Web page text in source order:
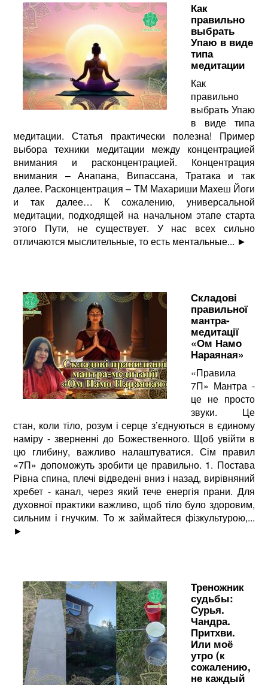
Как
правильно
выбрать
Упаю в виде
типа
медитации
Как
правильно
выбрать Упаю
в виде типа
медитации. Статья практически полезна! Пример
выбора техники медитации между концентрацией
внимания и расконцентрацией. Концентрация
внимания – Анапана, Випассана, Тратака и так
далее. Расконцентрация – ТМ Махариши Махеш Йоги
и так далее… К сожалению, универсальной
медитации, подходящей на начальном этапе старта
этого Пути, не существует. У нас всех сильно
отличаются мыслительные, то есть ментальные... ►
Складові
правильної
мантра-
медитації
«Ом Намо
Нараяная»
«Правила
7П» Мантра -
це не просто
звуки. Це
стан, коли тіло, розум і серце з’єднуються в єдиному
наміру - зверненні до Божественного. Щоб увійти в
цю глибину, важливо налаштуватися. Сім правил
«7П» допоможуть зробити це правильно. 1. Постава
Рівна спина, плечі відведені вниз і назад, вирівняний
хребет - канал, через який тече енергія прани. Для
духовної практики важливо, щоб тіло було здоровим,
сильним і гнучким. То ж займайтеся фізкультурою,...
►
Треножник
судьбы:
Сурья.
Чандра.
Притхви.
Или моё
утро (к
сожалению,
не каждый